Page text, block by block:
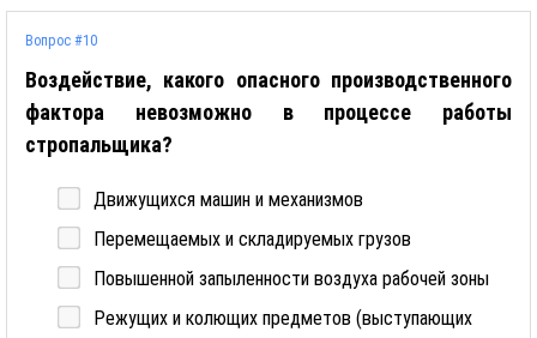
Вопрос #10
Воздействие, какого опасного производственного
фактора невозможно в процессе работы
стропальщика?
Движущихся машин и механизмов
Перемещаемых и складируемых грузов
Повышенной запыленности воздуха рабочей зоны
Режущих и колющих предметов (выступающих